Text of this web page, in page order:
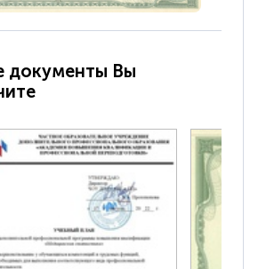
документы Вы